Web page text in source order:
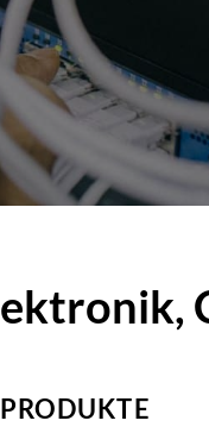
PRODUKTE